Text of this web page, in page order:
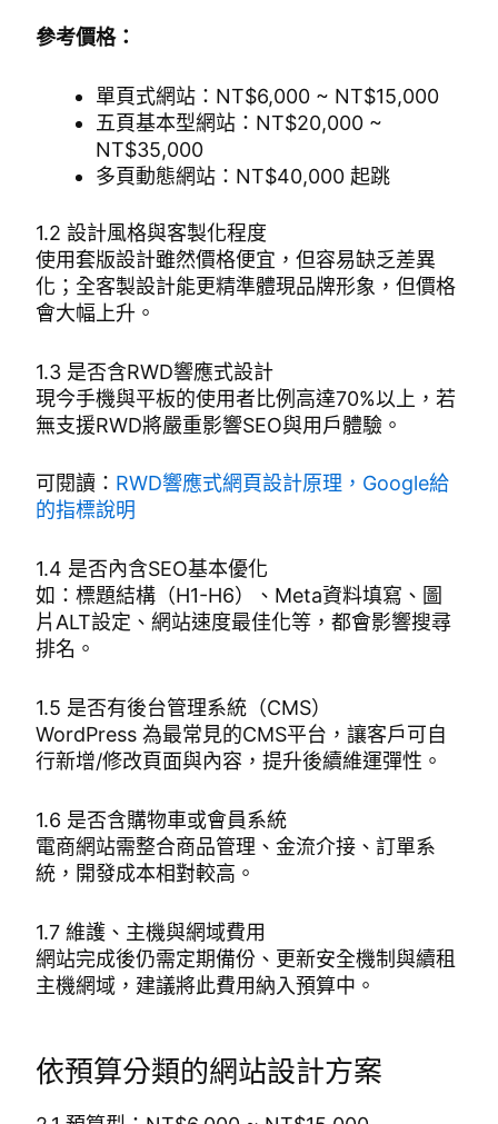
參考價格：
單頁式網站：NT$6,000 ~ NT$15,000
五頁基本型網站：NT$20,000 ~
NT$35,000
多頁動態網站：NT$40,000 起跳
1.2 設計風格與客製化程度
使用套版設計雖然價格便宜，但容易缺乏差異
化；全客製設計能更精準體現品牌形象，但價格
會大幅上升。
1.3 是否含RWD響應式設計
現今手機與平板的使用者比例高達70%以上，若
無支援RWD將嚴重影響SEO與用戶體驗。
可閱讀： RWD響應式網頁設計原理，Google給
的指標說明
1.4 是否內含SEO基本優化
如：標題結構（H1-H6）、Meta資料填寫、圖
片ALT設定、網站速度最佳化等，都會影響搜尋
排名。
1.5 是否有後台管理系統（CMS）
WordPress 為最常見的CMS平台，讓客戶可自
行新增/修改頁面與內容，提升後續維運彈性。
1.6 是否含購物車或會員系統
電商網站需整合商品管理、金流介接、訂單系
統，開發成本相對較高。
1.7 維護、主機與網域費用
網站完成後仍需定期備份、更新安全機制與續租
主機網域，建議將此費用納入預算中。
依預算分類的網站設計方案